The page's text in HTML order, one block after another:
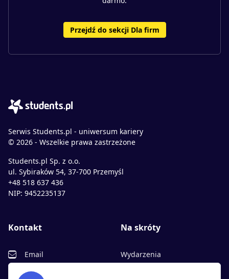
Przejdź do sekcji Dla firm
Serwis Students.pl - uniwersum kariery
© 2026 - Wszelkie prawa zastrzeżone
Students.pl Sp. z o.o.
ul. Sybiraków 54, 37-700 Przemyśl
+48 518 637 436
NIP: 9452235137
Kontakt
Email
Facebook
Na skróty
Wydarzenia